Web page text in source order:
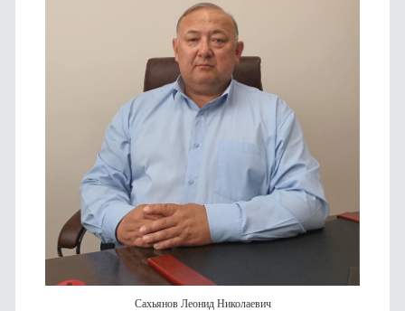
Сахьянов Леонид Николаевич